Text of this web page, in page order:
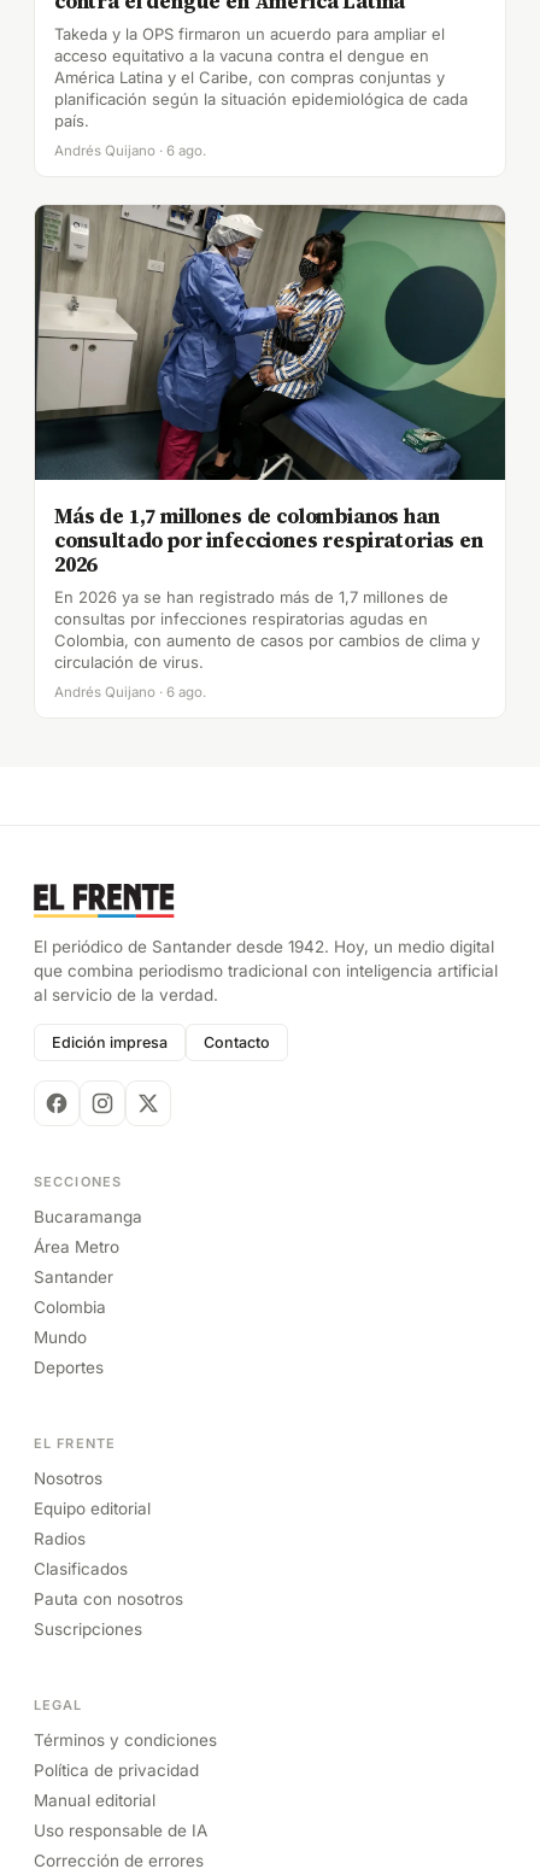
Takeda y la OPS firmaron un acuerdo para ampliar el
acceso equitativo a la vacuna contra el dengue en
América Latina y el Caribe, con compras conjuntas y
planificación según la situación epidemiológica de cada
país.
Andrés Quijano · 6 ago.
Más de 1,7 millones de colombianos han
consultado por infecciones respiratorias en
2026
En 2026 ya se han registrado más de 1,7 millones de
consultas por infecciones respiratorias agudas en
Colombia, con aumento de casos por cambios de clima y
circulación de virus.
Andrés Quijano · 6 ago.
El periódico de Santander desde 1942. Hoy, un medio digital
que combina periodismo tradicional con inteligencia artificial
al servicio de la verdad.
Edición impresa Contacto
SECCIONES
Bucaramanga
Área Metro
Santander
Colombia
Mundo
Deportes
EL FRENTE
Nosotros
Equipo editorial
Radios
Clasificados
Pauta con nosotros
Suscripciones
LEGAL
Términos y condiciones
Política de privacidad
Manual editorial
Uso responsable de IA
Corrección de errores